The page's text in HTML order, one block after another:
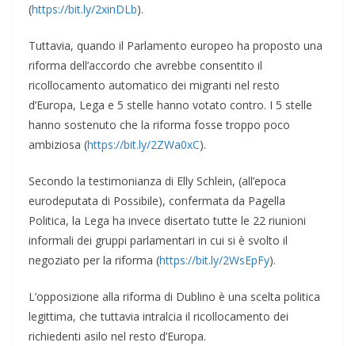
(https://bit.ly/2xinDLb).
Tuttavia, quando il Parlamento europeo ha proposto una
riforma dell’accordo che avrebbe consentito il
ricollocamento automatico dei migranti nel resto
d’Europa, Lega e 5 stelle hanno votato contro. I 5 stelle
hanno sostenuto che la riforma fosse troppo poco
ambiziosa (https://bit.ly/2ZWa0xC).
Secondo la testimonianza di Elly Schlein, (all’epoca
eurodeputata di Possibile), confermata da Pagella
Politica, la Lega ha invece disertato tutte le 22 riunioni
informali dei gruppi parlamentari in cui si è svolto il
negoziato per la riforma (https://bit.ly/2WsEpFy).
L’opposizione alla riforma di Dublino è una scelta politica
legittima, che tuttavia intralcia il ricollocamento dei
richiedenti asilo nel resto d’Europa.